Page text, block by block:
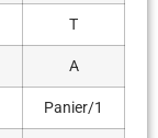
T
A
Panier/1